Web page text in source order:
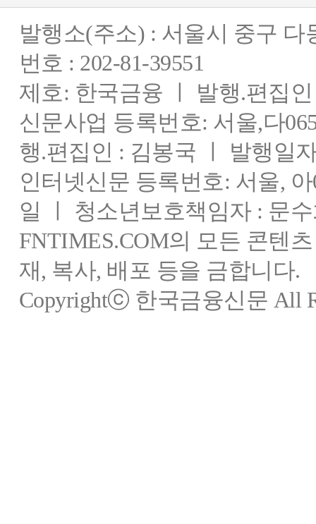
발행소(주소) : 서울시 중구
번호 : 202-81-39551
제호: 한국금융 ㅣ 발행.편집
신문사업 등록번호: 서울,다
행.편집인 : 김봉국 ㅣ 발행일
인터넷신문 등록번호: 서울,
일 ㅣ 청소년보호책임자 : 문
FNTIMES.COM의 모든 콘텐
재, 복사, 배포 등을 금합니다.
Copyrightⓒ 한국금융신문 All